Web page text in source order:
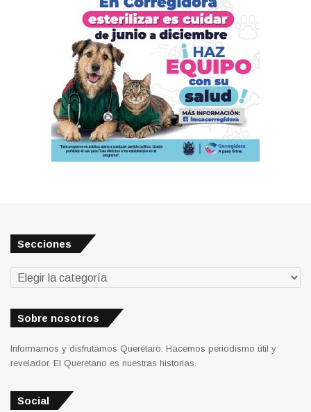
Secciones
Secciones
Sobre nosotros
Informamos y disfrutamos Querétaro. Hacemos periodismo útil y
revelador. El Queretano es nuestras historias.
Social